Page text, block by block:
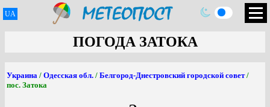
UA
ПОГОДА ЗАТОКА
Украина / Одесская обл. / Белгород-Днестровский городской совет/
пос. Затока